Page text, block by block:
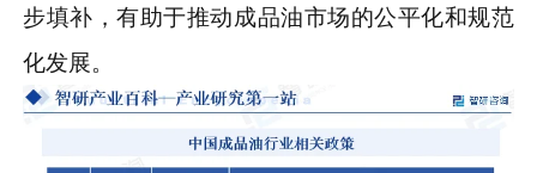
步填补，有助于推动成品油市场的公平化和规范
化发展。